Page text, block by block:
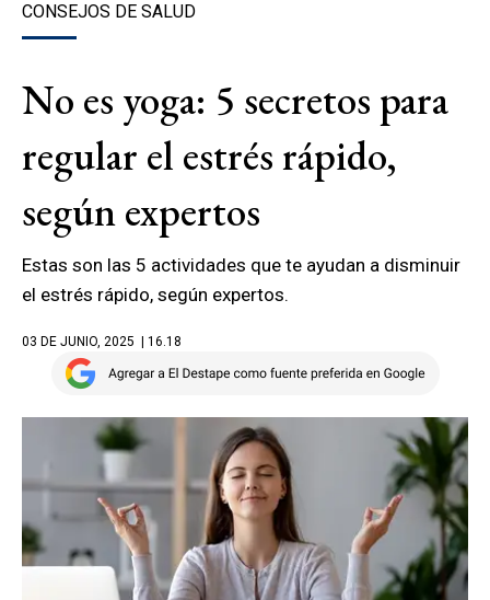
CONSEJOS DE SALUD
No es yoga: 5 secretos para
regular el estrés rápido,
según expertos
Estas son las 5 actividades que te ayudan a disminuir
el estrés rápido, según expertos.
03 DE JUNIO, 2025 | 16.18